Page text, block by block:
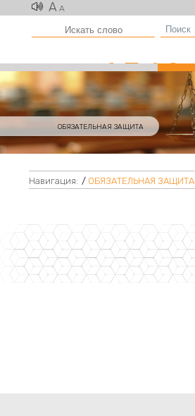
A A
Поиск
ОБЯЗАТЕЛЬНАЯ ЗАЩИТА
Навигация: / ОБЯЗАТЕЛЬНАЯ ЗАЩИТА